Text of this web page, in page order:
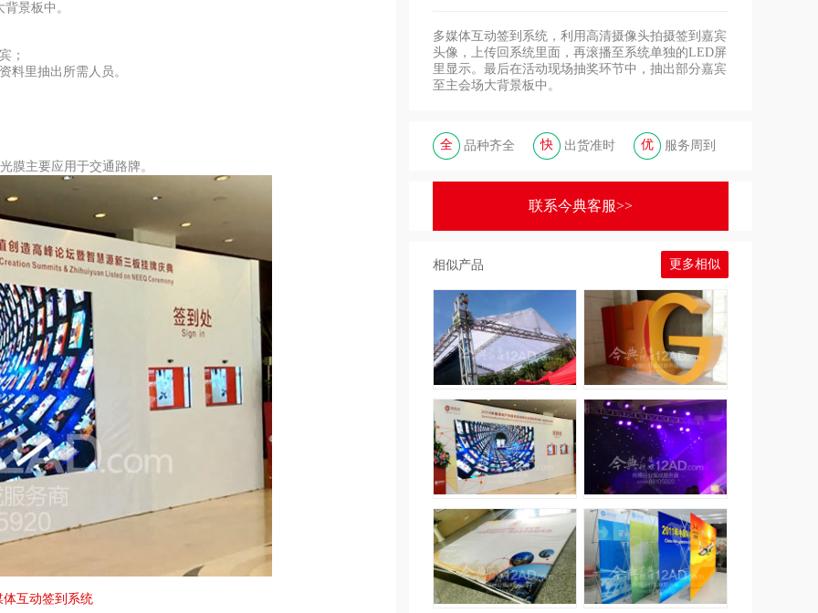
景板中。
；
里抽出所需人员。
膜主要应用于交通路牌。
互动签到系统
多媒体互动签到系统，利用高清摄像头拍摄签到嘉宾
头像，上传回系统里面，再滚播至系统单独的LED屏
里显示。最后在活动现场抽奖环节中，抽出部分嘉宾
至主会场大背景板中。
全 品种齐全 快 出货准时 优 服务周到
联系今典客服>>
相似产品 更多相似